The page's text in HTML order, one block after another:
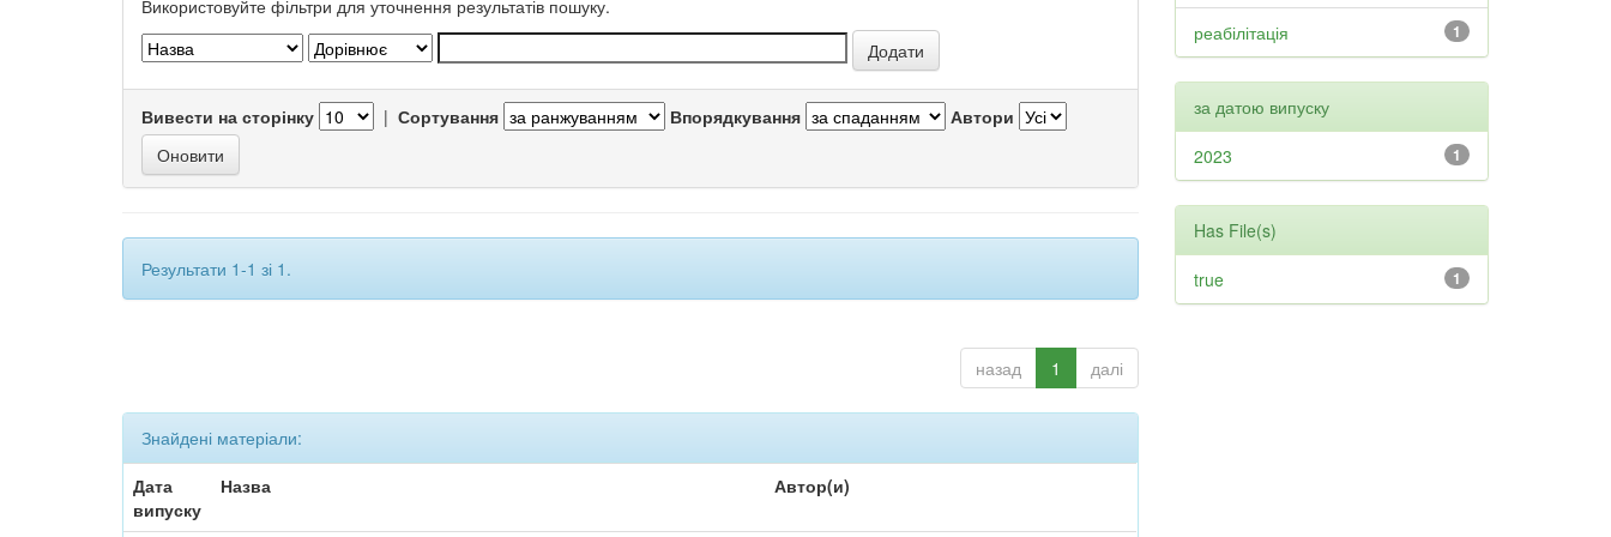
Використовуйте фільтри для уточнення результатів пошуку.
Вивести на сторінку | Сортування Впорядкування Автори
Результати 1-1 зі 1.
назад 1 далі
Знайдені матеріали:
Дата
випуску
Назва Автор(и)
1
реабілітація
за датою випуску
1
2023
Has File(s)
1
true